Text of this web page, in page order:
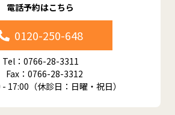
電話予約はこちら
0120-250-648
Tel：0766-28-3311
Fax：0766-28-3312
17:00（休診日：日曜・祝日）